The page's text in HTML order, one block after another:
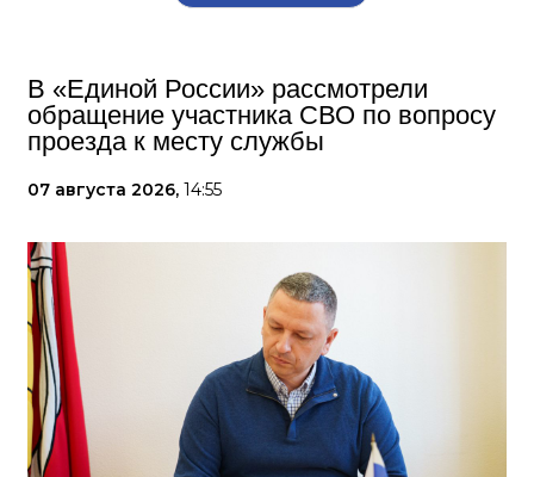
В «Единой России» рассмотрели
обращение участника СВО по вопросу
проезда к месту службы
07 августа 2026, 14:55